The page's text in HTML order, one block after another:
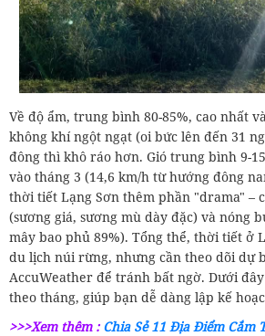
Về độ ẩm, trung bình 80-85%, cao nhất
không khí ngột ngạt (oi bức lên đến 31
đông thì khô ráo hơn. Gió trung bình 9-
vào tháng 3 (14,6 km/h từ hướng đông
thời tiết Lạng Sơn thêm phần "drama" –
(sương giá, sương mù dày đặc) và nóng
mây bao phủ 89%). Tổng thể, thời tiết ở
du lịch núi rừng, nhưng cần theo dõi dự
AccuWeather để tránh bất ngờ. Dưới
theo tháng, giúp bạn dễ dàng lập kế
>>>Xem thêm : Chia Sẻ 11 Địa Điểm Cắm